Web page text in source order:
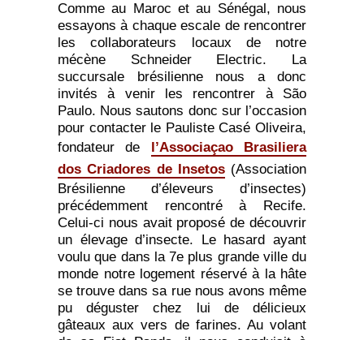
Comme au Maroc et au Sénégal, nous
essayons à chaque escale de rencontrer
les collaborateurs locaux de notre
mécène Schneider Electric. La
succursale brésilienne nous a donc
invités à venir les rencontrer à São
Paulo. Nous sautons donc sur l’occasion
pour contacter le Pauliste Casé Oliveira,
fondateur de l’Associaçao Brasiliera
dos Criadores de Insetos(Association
Brésilienne d’éleveurs d’insectes)
précédemment rencontré à Recife.
Celui-ci nous avait proposé de découvrir
un élevage d’insecte. Le hasard ayant
voulu que dans la 7e plus grande ville du
monde notre logement réservé à la hâte
se trouve dans sa rue nous avons même
pu déguster chez lui de délicieux
gâteaux aux vers de farines. Au volant